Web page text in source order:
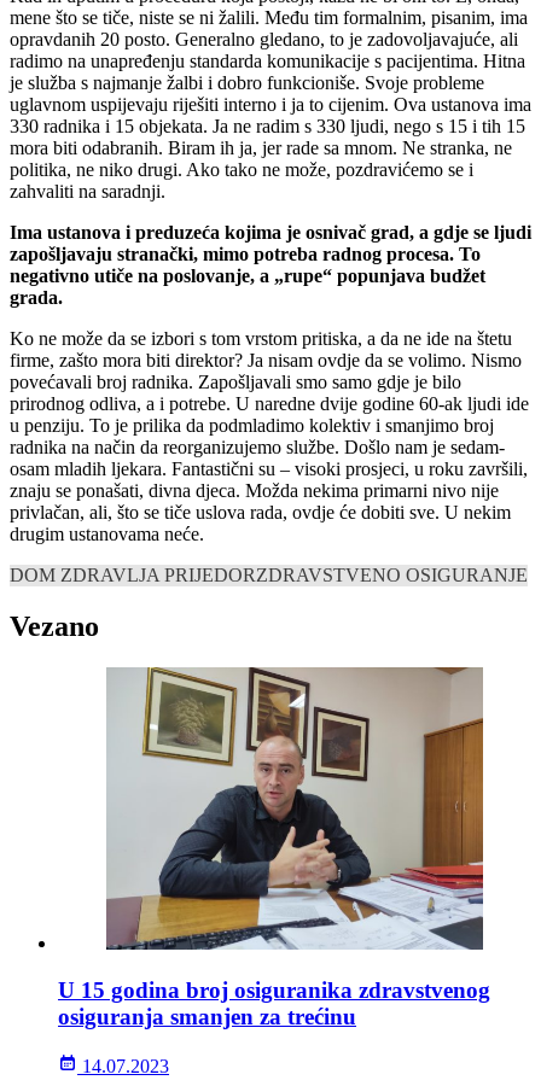
mene što se tiče, niste se ni žalili. Među tim formalnim, pisanim, ima
opravdanih 20 posto. Generalno gledano, to je zadovoljavajuće, ali
radimo na unapređenju standarda komunikacije s pacijentima. Hitna
je služba s najmanje žalbi i dobro funkcioniše. Svoje probleme
uglavnom uspijevaju riješiti interno i ja to cijenim. Ova ustanova ima
330 radnika i 15 objekata. Ja ne radim s 330 ljudi, nego s 15 i tih 15
mora biti odabranih. Biram ih ja, jer rade sa mnom. Ne stranka, ne
politika, ne niko drugi. Ako tako ne može, pozdravićemo se i
zahvaliti na saradnji.
Ima ustanova i preduzeća kojima je osnivač grad, a gdje se ljudi
zapošljavaju stranački, mimo potreba radnog procesa. To
negativno utiče na poslovanje, a „rupe“ popunjava budžet
grada.
Ko ne može da se izbori s tom vrstom pritiska, a da ne ide na štetu
firme, zašto mora biti direktor? Ja nisam ovdje da se volimo. Nismo
povećavali broj radnika. Zapošljavali smo samo gdje je bilo
prirodnog odliva, a i potrebe. U naredne dvije godine 60-ak ljudi ide
u penziju. To je prilika da podmladimo kolektiv i smanjimo broj
radnika na način da reorganizujemo službe. Došlo nam je sedam-
osam mladih ljekara. Fantastični su – visoki prosjeci, u roku završili,
znaju se ponašati, divna djeca. Možda nekima primarni nivo nije
privlačan, ali, što se tiče uslova rada, ovdje će dobiti sve. U nekim
drugim ustanovama neće.
DOM ZDRAVLJA PRIJEDORZDRAVSTVENO OSIGURANJE
Vezano
U 15 godina broj osiguranika zdravstvenog
osiguranja smanjen za trećinu
14.07.2023